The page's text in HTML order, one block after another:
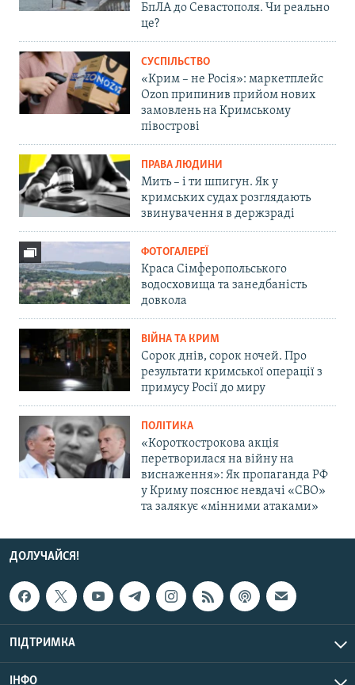
БпЛА до Севастополя. Чи реально
це?
СУСПІЛЬСТВО
«Крим – не Росія»: маркетплейс
Ozon припинив прийом нових
замовлень на Кримському
півострові
ПРАВА ЛЮДИНИ
Мить – і ти шпигун. Як у
кримських судах розглядають
звинувачення в держзраді
ФОТОГАЛЕРЕЇ
Краса Сімферопольського
водосховища та занедбаність
довкола
ВІЙНА ТА КРИМ
Сорок днів, сорок ночей. Про
результати кримської операції з
примусу Росії до миру
ПОЛІТИКА
«Короткострокова акція
перетворилася на війну на
виснаження»: Як пропаганда РФ
у Криму пояснює невдачі «СВО»
та залякує «мінними атаками»
ДОЛУЧАЙСЯ!
ПІДТРИМКА
ІНФО